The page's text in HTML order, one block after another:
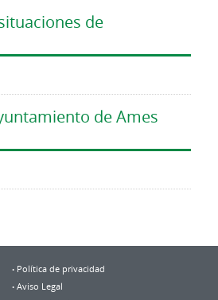
de
de Ames
Política de privacidad
Aviso Legal